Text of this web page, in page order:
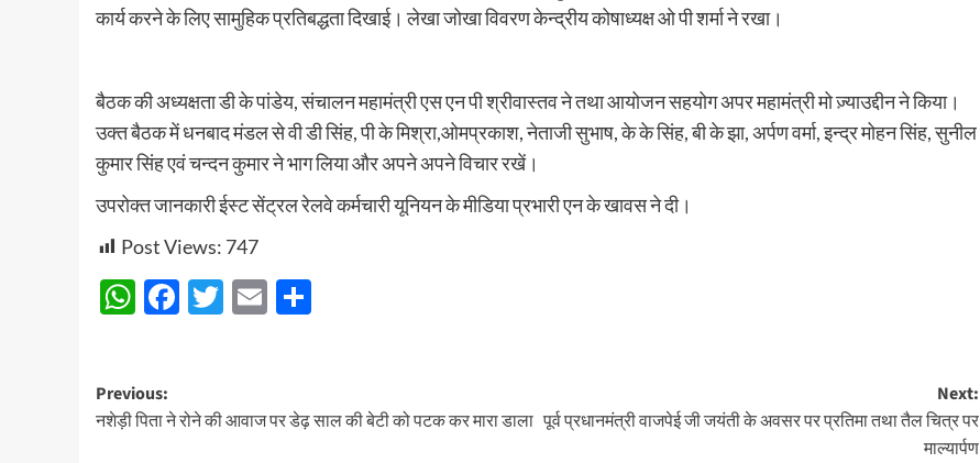
कार्य करने के लिए सामुहिक प्रतिबद्धता दिखाई। लेखा जोखा विवरण केन्द्रीय कोषाध्यक्ष ओ पी शर्मा ने रखा।
बैठक की अध्यक्षता डी के पांडेय, संचालन महामंत्री एस एन पी श्रीवास्तव ने तथा आयोजन सहयोग अपर महामंत्री मो ज़्याउद्दीन ने किया।
उक्त बैठक में धनबाद मंडल से वी डी सिंह, पी के मिश्रा,ओमप्रकाश, नेताजी सुभाष, के के सिंह, बी के झा, अर्पण वर्मा, इन्द्र मोहन सिंह, सुनील
कुमार सिंह एवं चन्दन कुमार ने भाग लिया और अपने अपने विचार रखें।
उपरोक्त जानकारी ईस्ट सेंट्रल रेलवे कर्मचारी यूनियन के मीडिया प्रभारी एन के खावस ने दी।
Post Views: 747
WhatsApp
Facebook
Twitter
Email
Post
navigation
Previous:
नशेड़ी पिता ने रोने की आवाज पर डेढ़ साल की बेटी को पटक कर मारा डाला
Next:
पूर्व प्रधानमंत्री वाजपेई जी जयंती के अवसर पर प्रतिमा तथा तैल चित्र पर
माल्यार्पण